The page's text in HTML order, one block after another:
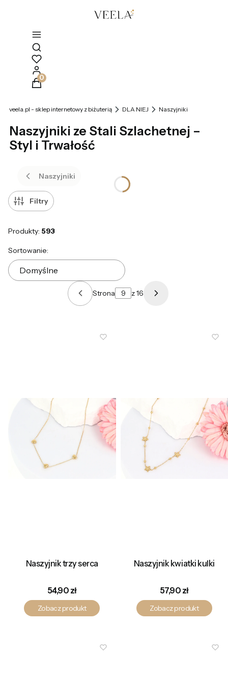
Otwórz wyszukiwarkę
Produkty w koszyku: 0. Zobacz szczegóły
veela.pl - sklep internetowy z biżuterią DLA NIEJ Naszyjniki
Naszyjniki ze Stali Szlachetnej –
Styl i Trwałość
Naszyjniki
Filtry
Produkty: 593
Lista produktów
Sortowanie:
Domyślne
Poprzednie produkty
Strona z 16 Następne
Naszyjnik trzy serca
Cena
54,90 zł
Zobacz produkt
Naszyjnik kwiatki kulki
Cena
57,90 zł
Zobacz produkt